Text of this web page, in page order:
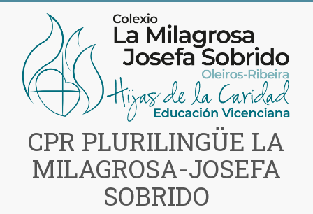
contenido
CPR PLURILINGÜE LA
MILAGROSA-JOSEFA
SOBRIDO